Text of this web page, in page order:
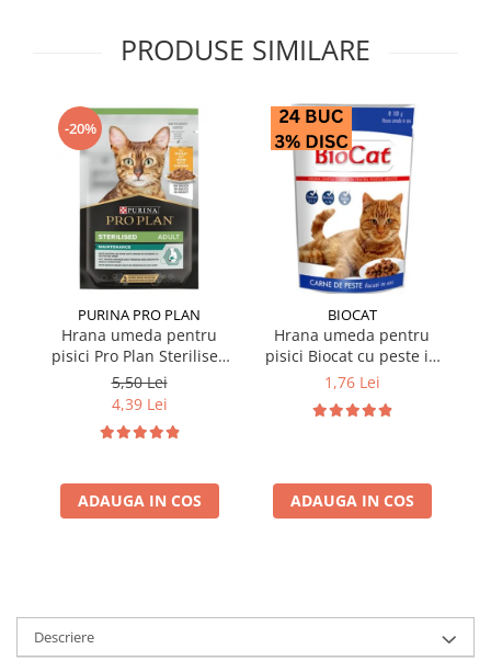
PRODUSE SIMILARE
-20%
PURINA PRO PLAN
Hrana umeda pentru
pisici Pro Plan Sterilised
Nutrisavour cu pui in sos
85 gr
5,50 Lei
4,39 Lei
ADAUGA IN COS
BIOCAT
Hrana umeda pentru
pisici Biocat cu peste in
sos 100 gr
1,76 Lei
ADAUGA IN COS
Descriere